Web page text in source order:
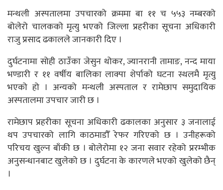
मन्थली अस्पतालमा उपचारको क्रममा बा ११ च ५५३ नम्बरको
बोलेरो चालकको मृत्यु भएको जिल्ला प्रहरीका सूचना अधिकारी
राजु प्रसाद ढकालले जानकारी दिए ।
दुर्घटनामा सोही ठाउँका जेसुन थोकर, ज्यानरानी तामाङ, नन्द माया
भण्डारी र ११ वर्षीय बालिका लाक्पा शेर्पाको घटना स्थलमै मृत्यु
भएको हो । अन्यको मन्थली अस्पताल र रामेछाप समुदायिक
अस्पतालमा उपचार जारी छ ।
रामेछाप प्रहरीका सूचना अधिकारी ढकालका अनुसार ३ जनालाई
थप उपचारको लागि काठमाडौँ रेफर गरिएको छ । उनीहरूको
परिचय खुल्न बाँकी छ । बोलेरोमा १२ जना सवार रहेको प्ररम्भीक
अनुसन्धानबाट खुलेको छ । दुर्घटना के कारणले भएको खुलेको छैन्
।